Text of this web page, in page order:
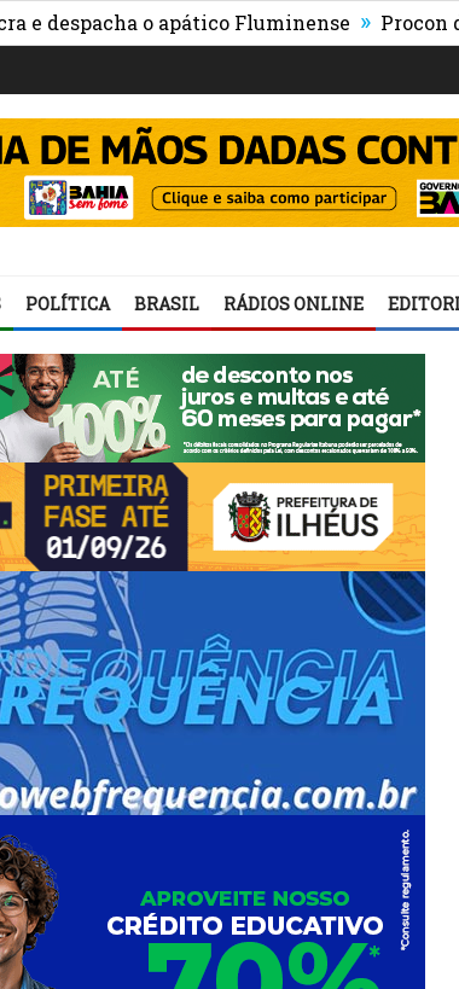
o apático Fluminense » Procon de
POLÍTICA BRASIL RÁDIOS ONLINE